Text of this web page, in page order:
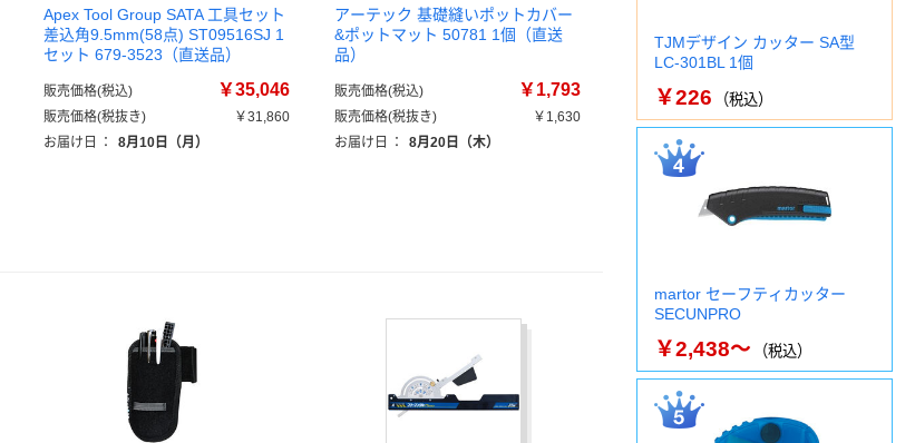
Apex Tool Group SATA 工具セット
差込角9.5mm(58点) ST09516SJ 1
セット 679-3523（直送品）
販売価格(税込) ￥35,046
販売価格(税抜き)
￥31,860
お届け日
： 8月10日（月）
アーテック 基礎縫いポットカバー
&ポットマット 50781 1個（直送
品）
販売価格(税込) ￥1,793
販売価格(税抜き)
￥1,630
お届け日
： 8月20日（木）
TJMデザイン カッター SA型
LC-301BL 1個
￥226 （税込）
martor セーフティカッター
SECUNPRO
￥2,438～ （税込）